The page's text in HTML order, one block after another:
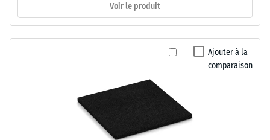
Voir le produit
Ajouter à la
comparaison